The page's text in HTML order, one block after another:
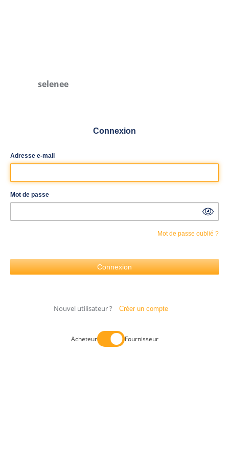
selenee
Connexion
Adresse e-mail
Mot de passe
Mot de passe oublié ?
Nouvel utilisateur ? Créer un compte
Acheteur Fournisseur